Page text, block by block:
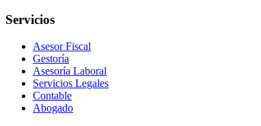
Servicios
Asesor Fiscal
Gestoría
Asesoría Laboral
Servicios Legales
Contable
Abogado